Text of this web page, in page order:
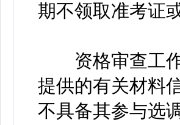
期不领取准考证
资格审查工作
提供的有关材料
不具备其参与选